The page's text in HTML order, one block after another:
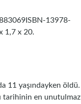
13‎978-
1,7 x 20.
11 yaşındayken öldü.
tarihinin en unutulmaz